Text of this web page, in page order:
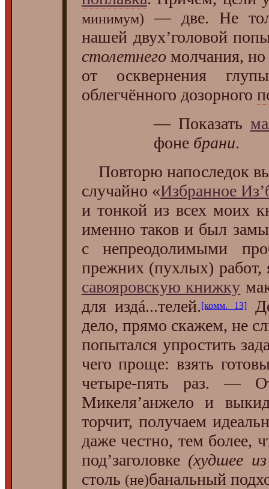
минимум)
— две. Не
нашей двух’головой
столетнего молчания,
от осквернения
облегчённого дозорного
— Показать
фоне брани.
Повторю напоследок
случайно «Избранное
и тонкой из всех моих
именно таков и был
с непреодолимыми
прежних (пухлых) работ,
савояровскую книжку
для издá...телей.[комм. 13]
дело, прямо скажем, не
попытался упростить
чего проще: взять
четыре-пять раз. —
Микеля’анжело и
торчит, получаем
даже честно, тем более,
под’заголовке (худшее
столь (не)банальный